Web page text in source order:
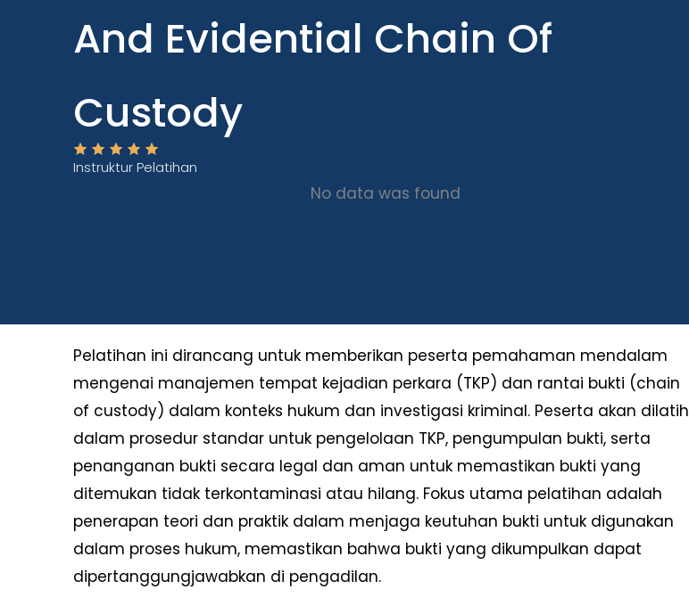
And Evidential Chain Of
Custody
Instruktur Pelatihan
No data was found
Pelatihan ini dirancang untuk memberikan peserta pemahaman mendalam
mengenai manajemen tempat kejadian perkara (TKP) dan rantai bukti (chain
of custody) dalam konteks hukum dan investigasi kriminal. Peserta akan dilatih
dalam prosedur standar untuk pengelolaan TKP, pengumpulan bukti, serta
penanganan bukti secara legal dan aman untuk memastikan bukti yang
ditemukan tidak terkontaminasi atau hilang. Fokus utama pelatihan adalah
penerapan teori dan praktik dalam menjaga keutuhan bukti untuk digunakan
dalam proses hukum, memastikan bahwa bukti yang dikumpulkan dapat
dipertanggungjawabkan di pengadilan.